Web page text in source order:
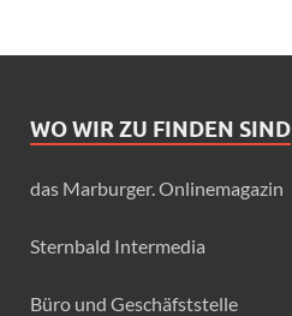
WO WIR ZU FINDEN SIND
das Marburger. Onlinemagazin
Sternbald Intermedia
Büro und Geschäfststelle